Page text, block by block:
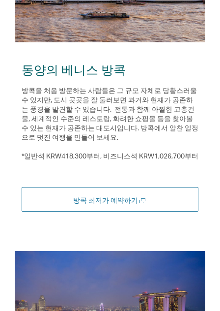
동양의 베니스 방콕
방콕을 처음 방문하는 사람들은 그 규모 자체로 당황스러울
수 있지만, 도시 곳곳을 잘 둘러보면 과거와 현재가 공존하
는 풍경을 발견할 수 있습니다. 전통과 함께 아찔한 고층건
물, 세계적인 수준의 레스토랑, 화려한 쇼핑몰 등을 찾아볼
수 있는 현재가 공존하는 대도시입니다. 방콕에서 알찬 일정
으로 멋진 여행을 만들어 보세요.
*일반석 KRW418,300부터, 비즈니스석 KRW1,026,700부터
방콕 최저가 예약하기 새
창